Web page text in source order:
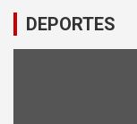
DEPORTES